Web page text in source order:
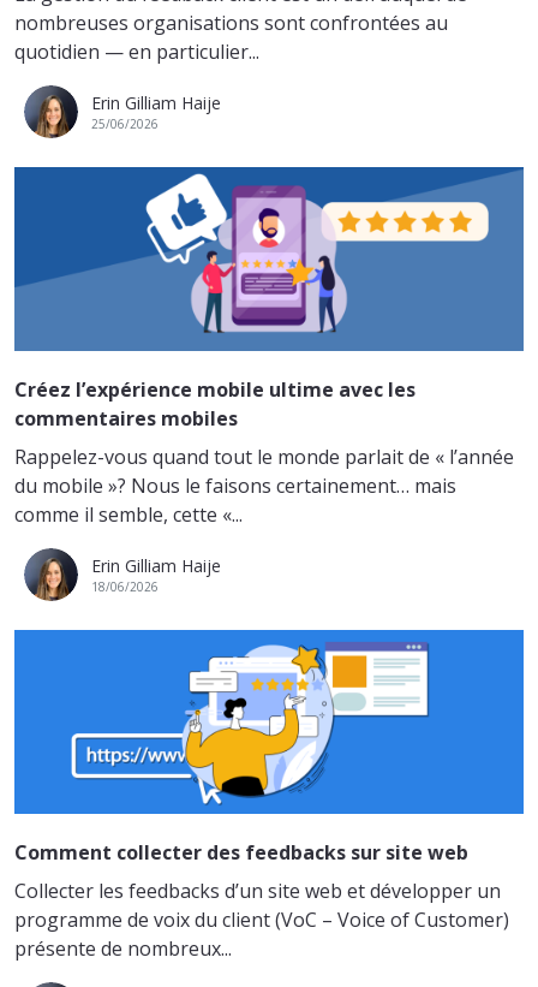
nombreuses organisations sont confrontées au
quotidien — en particulier...
Erin Gilliam Haije
25/06/2026
Créez l’expérience mobile ultime avec les
commentaires mobiles
Rappelez-vous quand tout le monde parlait de « l’année
du mobile »? Nous le faisons certainement… mais
comme il semble, cette «...
Erin Gilliam Haije
18/06/2026
Comment collecter des feedbacks sur site web
Collecter les feedbacks d’un site web et développer un
programme de voix du client (VoC – Voice of Customer)
présente de nombreux...